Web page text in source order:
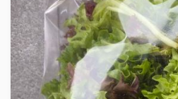
КАМПАНИИ
АКЦИИ
ГОТОВИ ЗА ХАПВАНЕ